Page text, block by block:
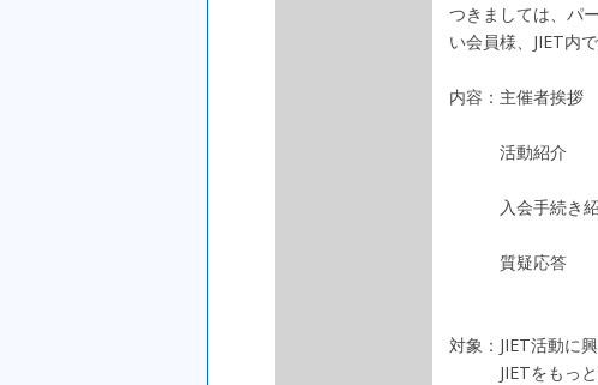
つきましては、パ
い会員様、JIET内
内容：主催者挨拶
活動紹介
入会手続き紹
質疑応答
対象：JIET活動に
JIETをもっと有